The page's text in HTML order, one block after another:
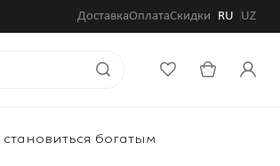
ДоставкаОплатаСкидки RU UZ
богатым